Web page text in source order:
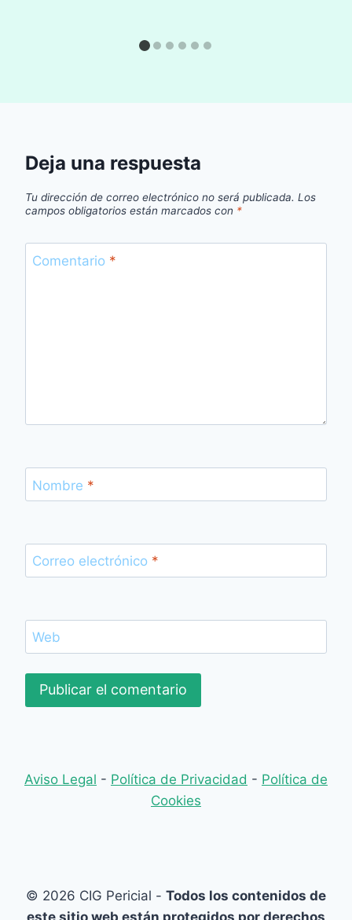
Deja una respuesta
Tu dirección de correo electrónico no será publicada. Los
campos obligatorios están marcados con *
Comentario *
Nombre *
Correo electrónico *
Web
Aviso Legal - Política de Privacidad - Política de
Cookies
© 2026 CIG Pericial - Todos los contenidos de
este sitio web están protegidos por derechos